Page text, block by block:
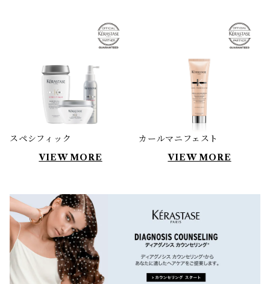
スペシフィック
VIEW MORE
カールマニフェスト
VIEW MORE